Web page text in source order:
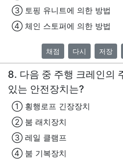
③ 토핑 유니트에 의한 방법
④ 체인 스토퍼에 의한 방법
채점 다시 저장
8. 다음 중 주행 크레인의
있는 안전장치는?
① 횡행로프 긴장장치
② 붐 래치장치
③ 레일 클램프
④ 붐 기복장치